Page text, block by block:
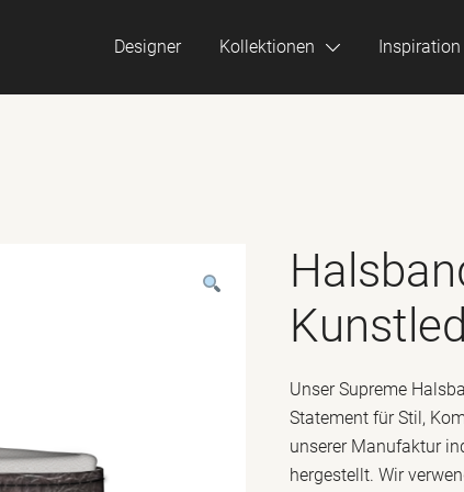
Designer Kollektionen Inspiration
Unser Supreme
Statement für Stil,
unserer Manufaktur
hergestellt. Wir